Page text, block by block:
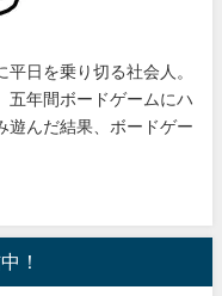
平日を乗り切る社会人。
五年間ボードゲームにハ
遊んだ結果、ボードゲー
！